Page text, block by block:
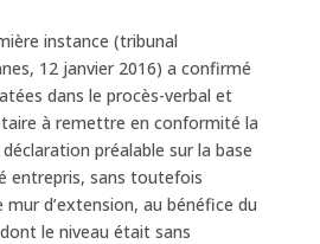
instance (tribunal
12 janvier 2016) a confirmé
dans le procès-verbal et
à remettre en conformité la
préalable sur la base
entrepris, sans toutefois
d’extension, au bénéfice du
le niveau était sans